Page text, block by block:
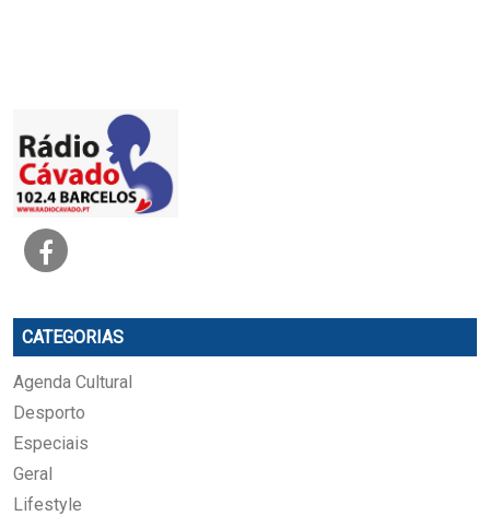
CATEGORIAS
Agenda Cultural
Desporto
Especiais
Geral
Lifestyle